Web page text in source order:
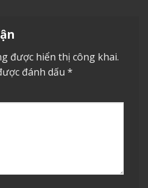
được hiển thị công khai.
đánh dấu *